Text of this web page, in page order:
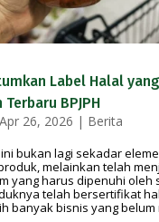
Label Halal
BPJPH
Apr 26, 2026 | Berita
bukan lagi sekadar
melainkan telah
yang harus dipenuhi oleh
telah bersertifikat
banyak bisnis yang belum